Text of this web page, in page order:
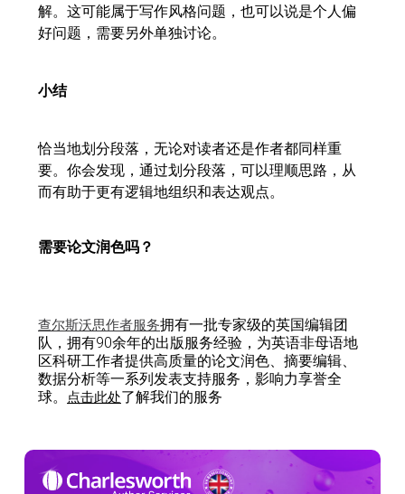
解。这可能属于写作风格问题，也可以说是个人偏
好问题，需要另外单独讨论。
小结
恰当地划分段落，无论对读者还是作者都同样重
要。你会发现，通过划分段落，可以理顺思路，从
而有助于更有逻辑地组织和表达观点。
需要论文润色吗？
查尔斯沃思作者服务拥有一批专家级的英国编辑团
队，拥有90余年的出版服务经验，为英语非母语地
区科研工作者提供高质量的论文润色、摘要编辑、
数据分析等一系列发表支持服务，影响力享誉全
球。
点击此处了解我们的服务